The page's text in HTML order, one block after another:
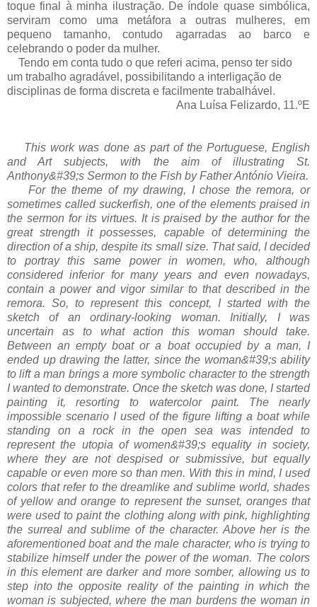
toque final à minha ilustração. De índole quase simbólica,
serviram como uma metáfora a outras mulheres, em
pequeno tamanho, contudo agarradas ao barco e
celebrando o poder da mulher.
Tendo em conta tudo o que referi acima, penso ter sido
um trabalho agradável, possibilitando a interligação de
disciplinas de forma discreta e facilmente trabalhável.
Ana Luísa Felizardo, 11.ºE
This work was done as part of the Portuguese, English
and Art subjects, with the aim of illustrating St.
Anthony&#39;s Sermon to the Fish by Father António Vieira.
For the theme of my drawing, I chose the remora, or
sometimes called suckerfish, one of the elements praised in
the sermon for its virtues. It is praised by the author for the
great strength it possesses, capable of determining the
direction of a ship, despite its small size. That said, I decided
to portray this same power in women, who, although
considered inferior for many years and even nowadays,
contain a power and vigor similar to that described in the
remora. So, to represent this concept, I started with the
sketch of an ordinary-looking woman. Initially, I was
uncertain as to what action this woman should take.
Between an empty boat or a boat occupied by a man, I
ended up drawing the latter, since the woman&#39;s ability
to lift a man brings a more symbolic character to the strength
I wanted to demonstrate. Once the sketch was done, I started
painting it, resorting to watercolor paint. The nearly
impossible scenario I used of the figure lifting a boat while
standing on a rock in the open sea was intended to
represent the utopia of women&#39;s equality in society,
where they are not despised or submissive, but equally
capable or even more so than men. With this in mind, I used
colors that refer to the dreamlike and sublime world, shades
of yellow and orange to represent the sunset, oranges that
were used to paint the clothing along with pink, highlighting
the surreal and sublime of the character. Above her is the
aforementioned boat and the male character, who is trying to
stabilize himself under the power of the woman. The colors
in this element are darker and more somber, allowing us to
step into the opposite reality of the painting in which the
woman is subjected, where the man burdens the woman in